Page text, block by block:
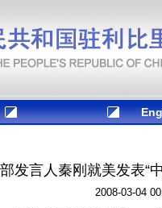
发言人秦刚就美发表“
2008-03-04